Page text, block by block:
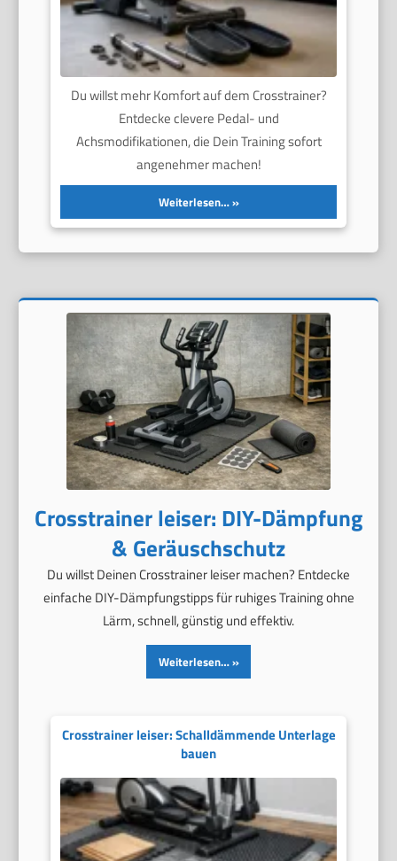
Du willst mehr Komfort auf dem Crosstrainer?
Entdecke clevere Pedal- und
Achsmodifikationen, die Dein Training sofort
angenehmer machen!
Weiterlesen…
Crosstrainer leiser: DIY-Dämpfung
& Geräuschschutz
Du willst Deinen Crosstrainer leiser machen? Entdecke
einfache DIY-Dämpfungstipps für ruhiges Training ohne
Lärm, schnell, günstig und effektiv.
Weiterlesen…
Crosstrainer leiser: Schalldämmende Unterlage
bauen